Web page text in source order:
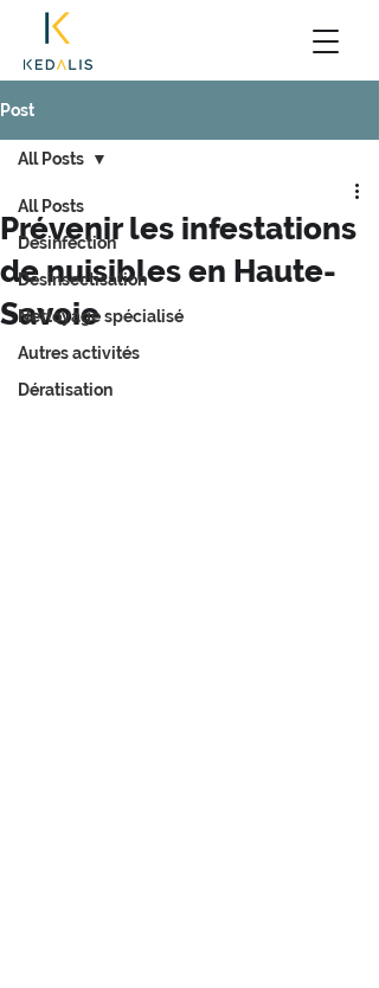
Post
All Posts
Désinfection
Désinsectisation
Nettoyage spécialisé
Autres activités
Dératisation
All Posts
Prévenir les infestations
de nuisibles en Haute-
Savoie